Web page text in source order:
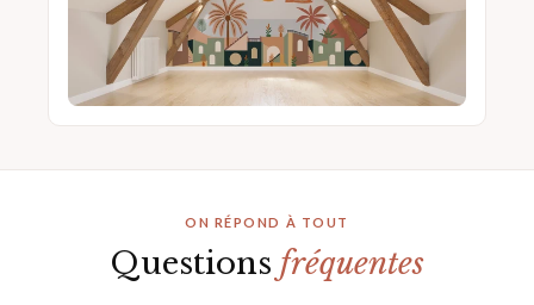
ON RÉPOND À TOUT
Questions fréquentes